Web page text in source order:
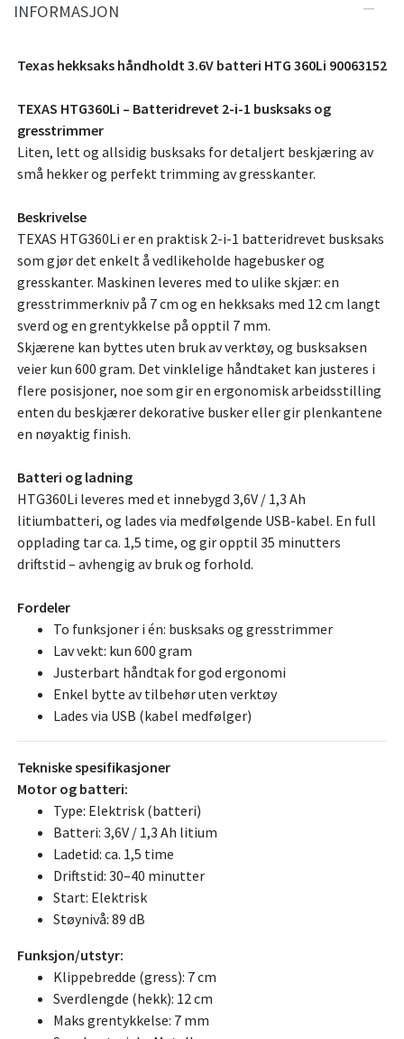
INFORMASJON
Texas hekksaks håndholdt 3.6V batteri HTG 360Li 90063152
TEXAS HTG360Li – Batteridrevet 2-i-1 busksaks og
gresstrimmer
Liten, lett og allsidig busksaks for detaljert beskjæring av
små hekker og perfekt trimming av gresskanter.
Beskrivelse
TEXAS HTG360Li er en praktisk 2-i-1 batteridrevet busksaks
som gjør det enkelt å vedlikeholde hagebusker og
gresskanter. Maskinen leveres med to ulike skjær: en
gresstrimmerkniv på 7 cm og en hekksaks med 12 cm langt
sverd og en grentykkelse på opptil 7 mm.
Skjærene kan byttes uten bruk av verktøy, og busksaksen
veier kun 600 gram. Det vinklelige håndtaket kan justeres i
flere posisjoner, noe som gir en ergonomisk arbeidsstilling
enten du beskjærer dekorative busker eller gir plenkantene
en nøyaktig finish.
Batteri og ladning
HTG360Li leveres med et innebygd 3,6V / 1,3 Ah
litiumbatteri, og lades via medfølgende USB-kabel. En full
opplading tar ca. 1,5 time, og gir opptil 35 minutters
driftstid – avhengig av bruk og forhold.
Fordeler
To funksjoner i én: busksaks og gresstrimmer
Lav vekt: kun 600 gram
Justerbart håndtak for god ergonomi
Enkel bytte av tilbehør uten verktøy
Lades via USB (kabel medfølger)
Tekniske spesifikasjoner
Motor og batteri:
Type: Elektrisk (batteri)
Batteri: 3,6V / 1,3 Ah litium
Ladetid: ca. 1,5 time
Driftstid: 30–40 minutter
Start: Elektrisk
Støynivå: 89 dB
Funksjon/utstyr:
Klippebredde (gress): 7 cm
Sverdlengde (hekk): 12 cm
Maks grentykkelse: 7 mm